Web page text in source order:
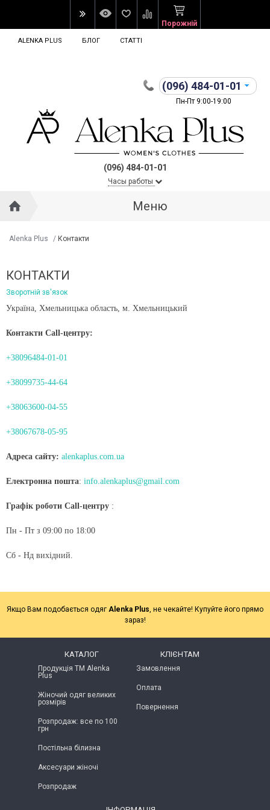
Порожній
ALENKA PLUS БЛОГ СТАТТІ
(096) 484-01-01
Пн-Пт 9:00-19:00
(096) 484-01-01
Часы работы
Меню
Alenka Plus / Контакти
ЧЕКАТИ: БУДЬТЕ ГОТОВІ ДО
трапляються несподівано. Друзі
Читати далі →
КОНТАКТИ
Зворотній зв'язок
Українa, Хмельницька область, м. Хмельницький
Контакти Call-центру:
+38096484-01-01
+38099735-44-64
+38063600-04-55
+38067678-05-95
Адреса сайту: alenkaplus.com.ua
Електронна пошта: info.alenkaplus@gmail.com
Графік роботи Call-центру :
Пн - Пт з 09:00 по 18:00
Сб - Нд вихідний.
Якщо Вам подобається одяг Alenka Plus, не чекайте! Купуйте його прямо
зараз!
КАТАЛОГ
Продукція ТМ Alenka
Plus
Жіночий одяг великих
розмірів
Розпродаж: все по 100
грн
Постільна білизна
Аксесуари жіночі
Розпродаж
КЛІЄНТАМ
Замовлення
Оплата
Повернення